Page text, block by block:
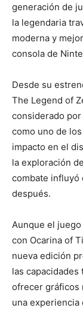
generación de
la legendaria
moderna y
consola de
Desde su
The Legend of
considerado
como uno de
impacto en el
la exploración
combate influyó
después.
Aunque el
con Ocarina of
nueva edición
las
ofrecer gráficos
una experiencia